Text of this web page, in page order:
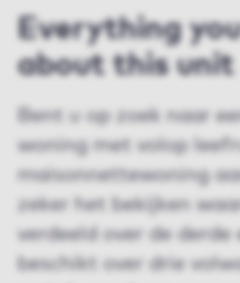
Everything
about this unit
Bent u op zoek naar
woning met volop
maisonnettewoning
zeker het bekijken
verdeeld over de derde
beschikt over drie